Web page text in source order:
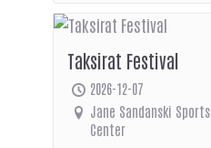
Taksirat Festival
2026-12-07
Jane Sandanski Sports
Center